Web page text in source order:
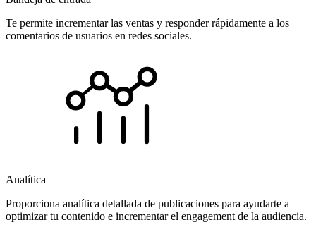
Te permite incrementar las ventas y responder rápidamente a los
comentarios de usuarios en redes sociales.
Analítica
Proporciona analítica detallada de publicaciones para ayudarte a
optimizar tu contenido e incrementar el engagement de la audiencia.